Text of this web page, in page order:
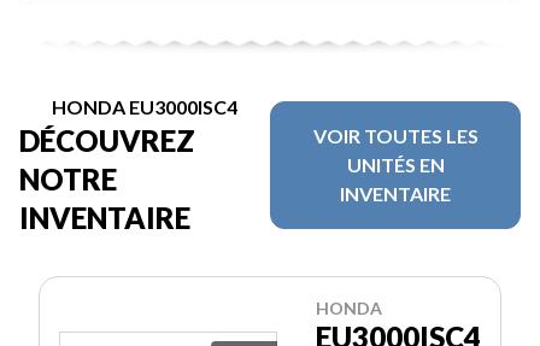
HONDA EU3000ISC4
DÉCOUVREZ
NOTRE
INVENTAIRE
VOIR TOUTES LES
UNITÉS EN
INVENTAIRE
HONDA
EU3000ISC4